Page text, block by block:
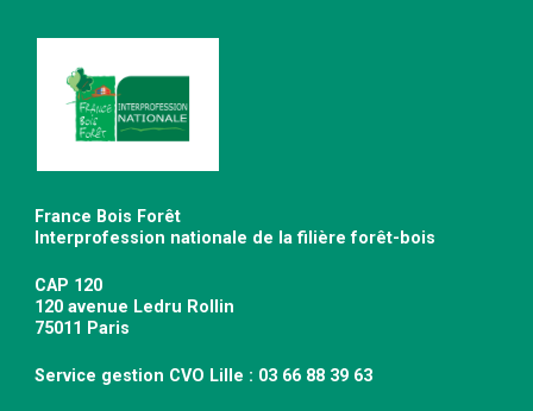
France Bois Forêt
Interprofession nationale de la filière forêt-bois
CAP 120
120 avenue Ledru Rollin
75011 Paris
Service gestion CVO Lille : 03 66 88 39 63